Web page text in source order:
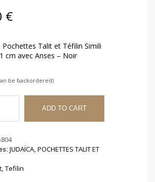
€
Pochettes Talit et Téfilin Simili
cm avec Anses – Noir
be backordered)
ADD TO CART
JUDAÏCA, POCHETTES TALIT ET
, Tefilin